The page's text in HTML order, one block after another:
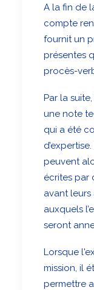
A la fin de
compte
fournit un
présentes
procès-
Par la
une note
qui a été
peuvent
écrites par
avant
auxquels
seront
Lorsque
mission, il
permettre